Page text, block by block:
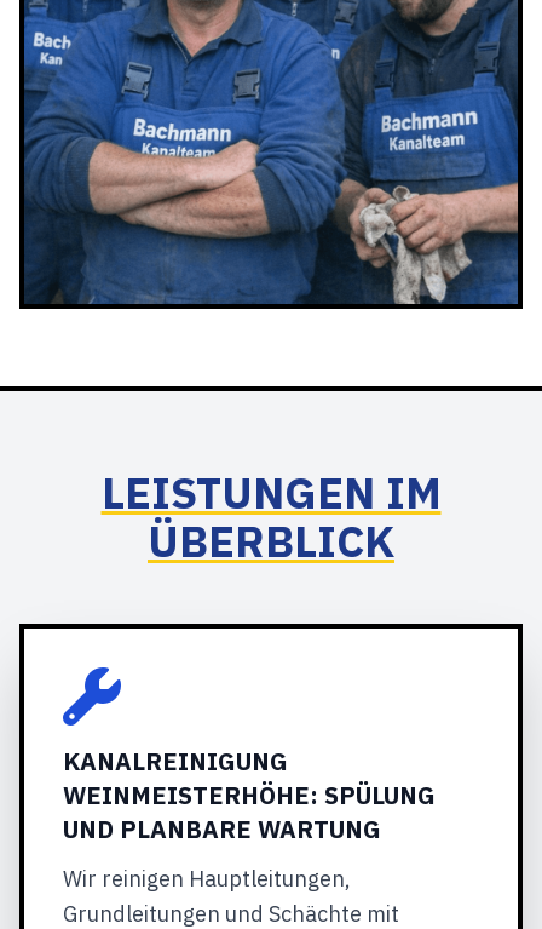
LEISTUNGEN IM
ÜBERBLICK
KANALREINIGUNG
WEINMEISTERHÖHE: SPÜLUNG
UND PLANBARE WARTUNG
Wir reinigen Hauptleitungen,
Grundleitungen und Schächte mit